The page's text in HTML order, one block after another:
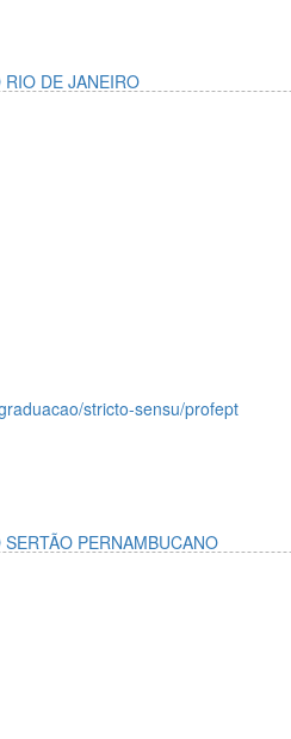
DE JANEIRO
stricto-sensu/profept
PERNAMBUCANO